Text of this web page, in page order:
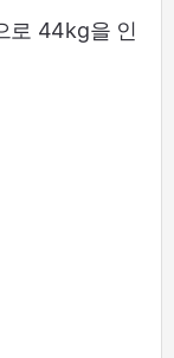
로 44kg을 인